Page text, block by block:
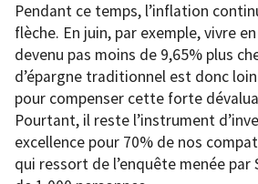
Pendant ce temps, l’inflation
flèche. En juin, par exemple, vivre
devenu pas moins de 9,65% plus
d’épargne traditionnel est donc
pour compenser cette forte
Pourtant, il reste l’instrument
excellence pour 70% de nos
qui ressort de l’enquête menée par